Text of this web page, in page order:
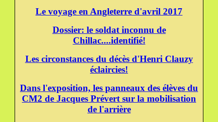
Le voyage en Angleterre d'avril 2017
Dossier: le soldat inconnu de
Chillac....identifié!
Les circonstances du décès d'Henri Clauzy
éclaircies!
Dans l'exposition, les panneaux des élèves du
CM2 de Jacques Prévert sur la mobilisation
de l'arrière